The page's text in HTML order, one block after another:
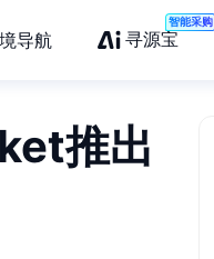
导航 寻源宝
智能采购
推出